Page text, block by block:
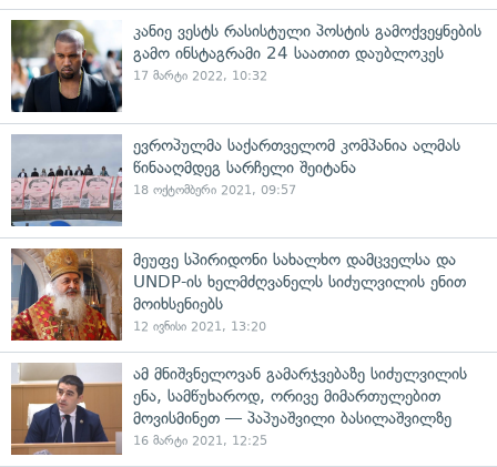
კანიე ვესტს რასისტული პოსტის გამოქვეყნების
გამო ინსტაგრამი 24 საათით დაუბლოკეს
17 მარტი 2022, 10:32
ევროპულმა საქართველომ კომპანია ალმას
წინააღმდეგ სარჩელი შეიტანა
18 ოქტომბერი 2021, 09:57
მეუფე სპირიდონი სახალხო დამცველსა და
UNDP-ის ხელმძღვანელს სიძულვილის ენით
მოიხსენიებს
12 ივნისი 2021, 13:20
ამ მნიშვნელოვან გამარჯვებაზე სიძულვილის
ენა, სამწუხაროდ, ორივე მიმართულებით
მოვისმინეთ — პაპუაშვილი ბასილაშვილზე
16 მარტი 2021, 12:25